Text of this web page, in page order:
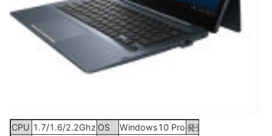
CPU 1.7/1.6/2.2Ghz OS Windows10 Pro 発売